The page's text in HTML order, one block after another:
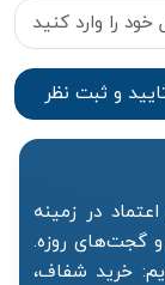
در زمینه
و گجت‌های روزه.
خرید شفاف،